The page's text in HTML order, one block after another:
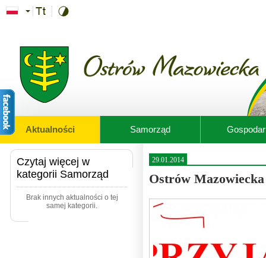
Przejdź do treści
Aktualności Samorząd
Czytaj więcej w
kategorii Samorząd
Brak innych aktualności o tej
samej kategorii.
29.01.2014
Ostrów